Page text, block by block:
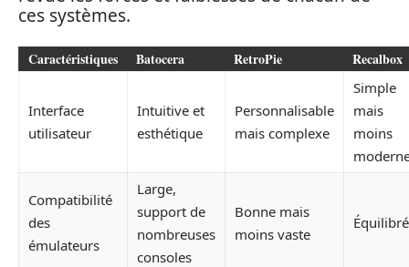
ces systèmes.
Caractéristiques Batocera RetroPie Recalbox
Interface
utilisateur
Intuitive et
esthétique
Personnalisable
mais complexe
Simple
mais
moins
Compatibilité
des
émulateurs
Large,
support de
nombreuses
consoles
Bonne mais
moins vaste